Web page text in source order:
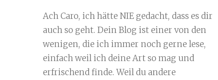
Ach Caro, ich hätte NIE gedacht, dass es dir
auch so geht. Dein Blog ist einer von den
wenigen, die ich immer noch gerne lese,
einfach weil ich deine Art so mag und
erfrischend finde. Weil du andere